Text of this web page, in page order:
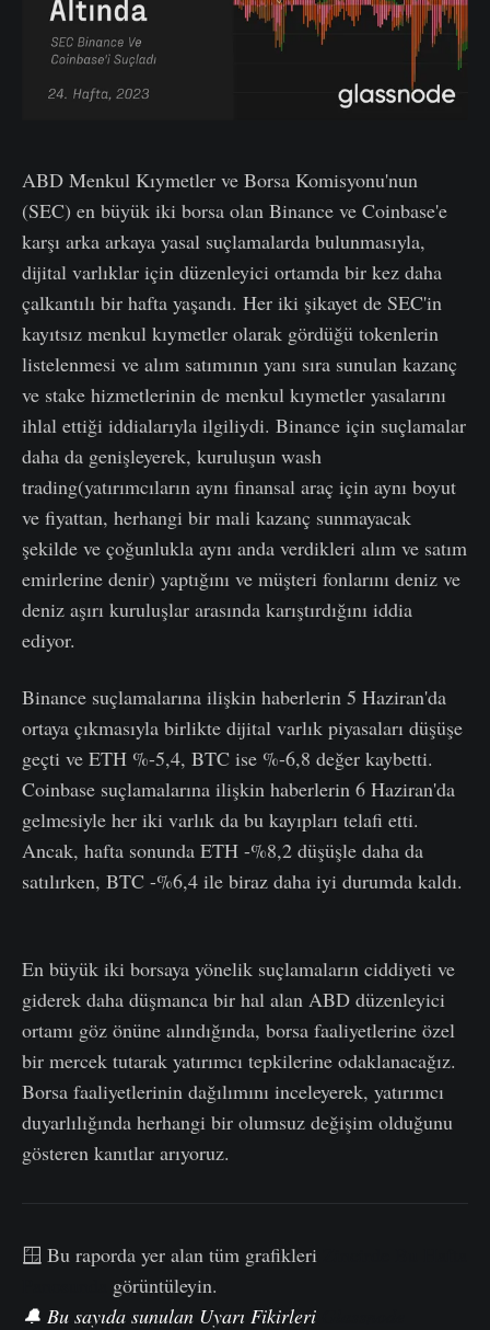
ABD Menkul Kıymetler ve Borsa Komisyonu'nun
(SEC) en büyük iki borsa olan Binance ve Coinbase'e
karşı arka arkaya yasal suçlamalarda bulunmasıyla,
dijital varlıklar için düzenleyici ortamda bir kez daha
çalkantılı bir hafta yaşandı. Her iki şikayet de SEC'in
kayıtsız menkul kıymetler olarak gördüğü tokenlerin
listelenmesi ve alım satımının yanı sıra sunulan kazanç
ve stake hizmetlerinin de menkul kıymetler yasalarını
ihlal ettiği iddialarıyla ilgiliydi. Binance için suçlamalar
daha da genişleyerek, kuruluşun wash
trading(yatırımcıların aynı finansal araç için aynı boyut
ve fiyattan, herhangi bir mali kazanç sunmayacak
şekilde ve çoğunlukla aynı anda verdikleri alım ve satım
emirlerine denir) yaptığını ve müşteri fonlarını deniz ve
deniz aşırı kuruluşlar arasında karıştırdığını iddia
ediyor.
Binance suçlamalarına ilişkin haberlerin 5 Haziran'da
ortaya çıkmasıyla birlikte dijital varlık piyasaları düşüşe
geçti ve ETH %-5,4, BTC ise %-6,8 değer kaybetti.
Coinbase suçlamalarına ilişkin haberlerin 6 Haziran'da
gelmesiyle her iki varlık da bu kayıpları telafi etti.
Ancak, hafta sonunda ETH -%8,2 düşüşle daha da
satılırken, BTC -%6,4 ile biraz daha iyi durumda kaldı.
En büyük iki borsaya yönelik suçlamaların ciddiyeti ve
giderek daha düşmanca bir hal alan ABD düzenleyici
ortamı göz önüne alındığında, borsa faaliyetlerine özel
bir mercek tutarak yatırımcı tepkilerine odaklanacağız.
Borsa faaliyetlerinin dağılımını inceleyerek, yatırımcı
duyarlılığında herhangi bir olumsuz değişim olduğunu
gösteren kanıtlar arıyoruz.
🪟 Bu raporda yer alan tüm grafikleri
görüntüleyin.
🔔 Bu sayıda sunulan Uyarı Fikirleri